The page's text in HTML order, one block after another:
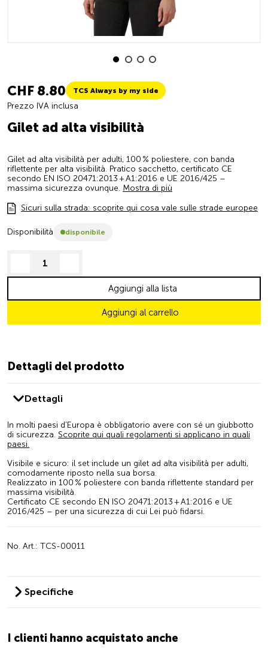
CHF 8.80 TCS Always by my side
Prezzo IVA inclusa
Gilet ad alta visibilità
Gilet ad alta visibilità per adulti, 100 % poliestere, con banda
riflettente per alta visibilità. Pratico sacchetto, certificato CE
secondo EN ISO 20471:2013 + A1:2016 e UE 2016/425 –
massima sicurezza ovunque. Mostra di più
Sicuri sulla strada: scoprite qui cosa vale sulle strade europee
Disponibilità disponibile
decrease quantity
Aggiungi al carrello
Aggiungi alla lista
Dettagli del prodotto
Dettagli
In molti paesi d’Europa è obbligatorio avere con sé un giubbotto
di sicurezza. Scoprite qui quali regolamenti si applicano in quali
paesi.
Visibile e sicuro: il set include un gilet ad alta visibilità per adulti,
comodamente riposto nella sua borsa.
Realizzato in 100 % poliestere con banda riflettente standard per
massima visibilità.
Certificato CE secondo EN ISO 20471:2013 + A1:2016 e UE
2016/425 – per una sicurezza di cui Lei può fidarsi.
No. Art.: TCS-00011
Specifiche
I clienti hanno acquistato anche